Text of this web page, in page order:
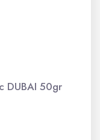
DUBAI 50gr